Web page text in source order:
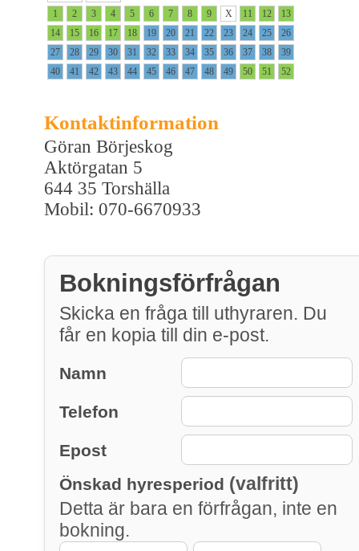
1 2 3 4 5 6 7 8 9 X 11 12
13
14
15 16 17 18 19 20 21 22 23 24 25
26
27
28 29 30 31 32 33 34 35 36 37 38
39
40
41 42 43 44 45 46 47 48 49 50 51 52
Kontaktinformation
Göran Börjeskog
Aktörgatan 5
644 35 Torshälla
Mobil: 070-6670933
Bokningsförfrågan
Skicka en fråga till uthyraren. Du
får en kopia till din e-post.
Namn
Telefon
Epost
Önskad hyresperiod (valfritt)
Detta är bara en förfrågan, inte en
bokning.